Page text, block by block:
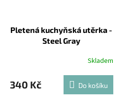
Pletená kuchyňská utěrka -
Steel Gray
Skladem
340 Kč Do košíku